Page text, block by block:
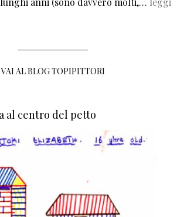
VAI AL BLOG TOPIPITTORI
al centro del petto